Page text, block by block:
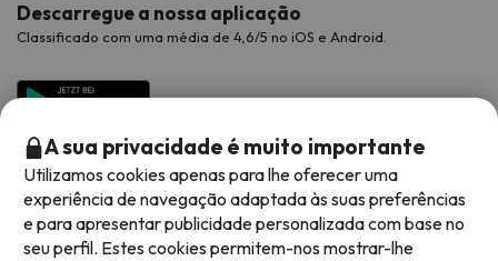
Descarregue a nossa aplicação
Classificado com uma média de 4,6/5 no iOS e Android.
A sua privacidade é muito importante
Utilizamos cookies apenas para lhe oferecer uma
experiência de navegação adaptada às suas preferências
e para apresentar publicidade personalizada com base no
seu perfil. Estes cookies permitem-nos mostrar-lhe